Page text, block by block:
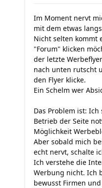
Im Moment nervt
mit dem etwas
Nicht selten kommt
"Forum" klicken
der letzte
nach unten rutscht
den Flyer klicke.
Ein Schelm wer
Das Problem ist:
Betrieb der Seite
Möglichkeit
Aber sobald mich
echt nervt, schalte
Ich verstehe die
Werbung nicht. Ich
bewusst Firmen